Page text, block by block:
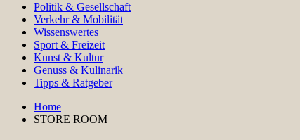
Politik & Gesellschaft
Verkehr & Mobilität
Wissenswertes
Sport & Freizeit
Kunst & Kultur
Genuss & Kulinarik
Tipps & Ratgeber
Home
STORE ROOM